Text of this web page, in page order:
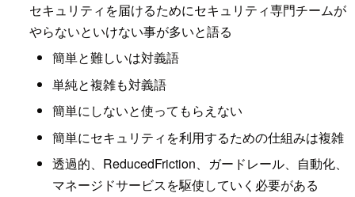
セキュリティを届けるためにセキュリティ専門チームが
やらないといけない事が多いと語る
簡単と難しいは対義語
単純と複雑も対義語
簡単にしないと使ってもらえない
簡単にセキュリティを利用するための仕組みは複雑
透過的、ReducedFriction、ガードレール、自動化、
マネージドサービスを駆使していく必要がある